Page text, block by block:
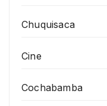
Chuquisaca
Cine
Cochabamba